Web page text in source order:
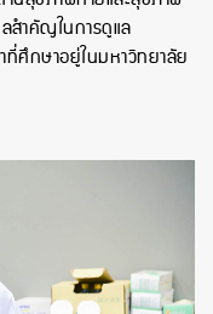
สำคัญในการดูแล
ที่ศึกษาอยู่ในมหาวิทยาลัย